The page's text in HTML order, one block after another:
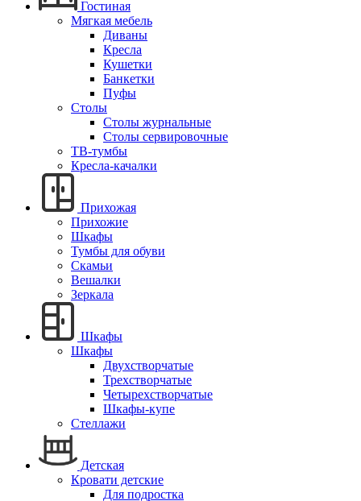
Гостиная
Мягкая мебель
Диваны
Кресла
Кушетки
Банкетки
Пуфы
Столы
Столы журнальные
Столы сервировочные
ТВ-тумбы
Кресла-качалки
Прихожая
Прихожие
Шкафы
Тумбы для обуви
Скамьи
Вешалки
Зеркала
Шкафы
Шкафы
Двухстворчатые
Трехстворчатые
Четырехстворчатые
Шкафы-купе
Стеллажи
Детская
Кровати детские
Для подростка